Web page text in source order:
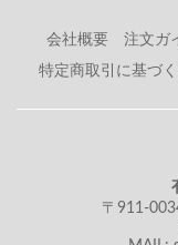
どのような支払方法
掛け払いがご利用い
クレジットカード決
URL案内メールをお
カード情報入力手続
銀行振り込みの場合
お送りください。
※横山テクノでは図
「.dxf」でお送りい
※3Dデータは弊社で
面作成をお願いいた
関連ページ：加工図
会社概要 注文ガ
特定商取引に基づ
〒911-